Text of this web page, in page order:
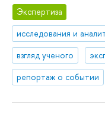
Экспертиза
исследования и
взгляд ученого
репортаж о событии